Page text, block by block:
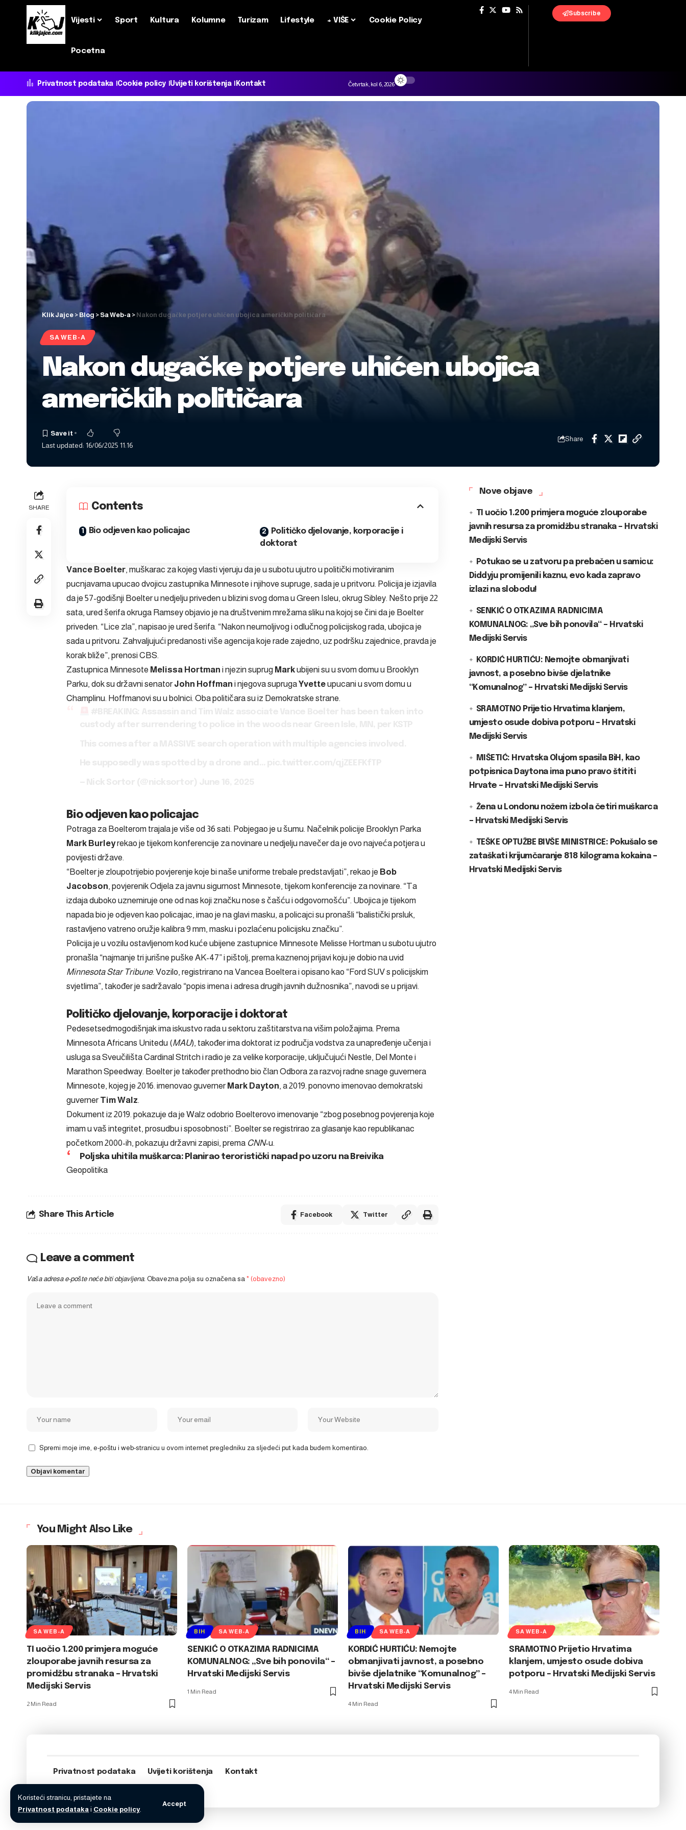
Koristeći stranicu, pristajete na
Privatnost podataka i Cookie policy.
Accept
Vijesti Sport Kultura Kolumne Turizam Lifestyle + VIŠE Cookie Policy
Pocetna
Subscribe
Privatnost podataka Cookie policy Uvijeti korištenja Kontakt Četvrtak, kol 6, 2026
Klik Jajce > Blog > Sa Web-a > Nakon dugačke potjere uhićen ubojica američkih političara
SA WEB-A
Nakon dugačke potjere uhićen ubojica
američkih političara
Last updated: 16/06/2025 11:16
Share
SHARE Contents
Bio odjeven kao policajac
Političko djelovanje, korporacije i
doktorat
Vance Boelter, muškarac za kojeg vlasti vjeruju da je u subotu ujutro u politički motiviranim
pucnjavama upucao dvojicu zastupnika Minnesote i njihove supruge, sada je u pritvoru. Policija je izjavila
da je 57-godišnji Boelter u nedjelju priveden u blizini svog doma u Green Isleu, okrug Sibley. Nešto prije 22
sata, ured šerifa okruga Ramsey objavio je na društvenim mrežama sliku na kojoj se čini da je Boelter
priveden. “Lice zla”, napisao je ured šerifa. “Nakon neumoljivog i odlučnog policijskog rada, ubojica je
sada u pritvoru. Zahvaljujući predanosti više agencija koje rade zajedno, uz podršku zajednice, pravda je
korak bliže”, prenosi CBS.
Zastupnica Minnesote Melissa Hortman i njezin suprug Markubijeni su u svom domu u Brooklyn
Parku, dok su državni senator John Hoffman i njegova suprugaYvetteupucani u svom domu u
Champlinu. Hoffmanovi su u bolnici. Oba političara su iz Demokratske strane.
Bio odjeven kao policajac
Potraga za Boelterom trajala je više od 36 sati. Pobjegao je u šumu. Načelnik policije Brooklyn Parka
Mark Burleyrekao je tijekom konferencije za novinare u nedjelju navečer da je ovo najveća potjera u
povijesti države.
“Boelter je zloupotrijebio povjerenje koje bi naše uniforme trebale predstavljati”, rekao je Bob
Jacobson, povjerenik Odjela za javnu sigurnost Minnesote, tijekom konferencije za novinare. “Ta
izdaja duboko uznemiruje one od nas koji značku nose s čašću i odgovornošću”. Ubojica je tijekom
napada bio je odjeven kao policajac, imao je na glavi masku, a policajci su pronašli “balistički prsluk,
rastavljeno vatreno oružje kalibra 9 mm, masku i pozlaćenu policijsku značku”.
Policija je u vozilu ostavljenom kod kuće ubijene zastupnice Minnesote Melisse Hortman u subotu ujutro
pronašla “najmanje tri jurišne puške AK-47” i pištolj, prema kaznenoj prijavi koju je dobio na uvid
Minnesota Star Tribune. Vozilo, registrirano na Vancea Boeltera i opisano kao “Ford SUV s policijskim
svjetlima”, također je sadržavalo “popis imena i adresa drugih javnih dužnosnika”, navodi se u prijavi.
Političko djelovanje, korporacije i doktorat
Pedesetsedmogodišnjak ima iskustvo rada u sektoru zaštitarstva na višim položajima. Prema
Minnesota Africans Unitedu (MAU), također ima doktorat iz područja vodstva za unapređenje učenja i
usluga sa Sveučilišta Cardinal Stritch i radio je za velike korporacije, uključujući Nestle, Del Monte i
Marathon Speedway. Boelter je također prethodno bio član Odbora za razvoj radne snage guvernera
Minnesote, kojeg je 2016. imenovao guverner Mark Dayton, a 2019. ponovno imenovao demokratski
guverner Tim Walz.
Dokument iz 2019. pokazuje da je Walz odobrio Boelterovo imenovanje “zbog posebnog povjerenja koje
imam u vaš integritet, prosudbu i sposobnosti”. Boelter se registrirao za glasanje kao republikanac
početkom 2000-ih, pokazuju državni zapisi, prema CNN-u.
Poljska uhitila muškarca: Planirao teroristički napad po uzoru na Breivika
Geopolitika
Share This Article Facebook Twitter
Leave a comment
Vaša adresa e-pošte neće biti objavljena. Obavezna polja su označena sa * (obavezno)
Spremi moje ime, e-poštu i web-stranicu u ovom internet pregledniku za sljedeći put kada budem komentirao.
Nove objave
TI uočio 1.200 primjera moguće zlouporabe
javnih resursa za promidžbu stranaka – Hrvatski
Medijski Servis
Potukao se u zatvoru pa prebačen u samicu:
Diddyju promijenili kaznu, evo kada zapravo
izlazi na slobodu!
SENKIĆ O OTKAZIMA RADNICIMA
KOMUNALNOG: „Sve bih ponovila“ – Hrvatski
Medijski Servis
KORDIĆ HURTIĆU: Nemojte obmanjivati
javnost, a posebno bivše djelatnike
“Komunalnog” – Hrvatski Medijski Servis
SRAMOTNO Prijetio Hrvatima klanjem,
umjesto osude dobiva potporu – Hrvatski
Medijski Servis
MIŠETIĆ: Hrvatska Olujom spasila BiH, kao
potpisnica Daytona ima puno pravo štititi
Hrvate – Hrvatski Medijski Servis
Žena u Londonu nožem izbola četiri muškarca
– Hrvatski Medijski Servis
TEŠKE OPTUŽBE BIVŠE MINISTRICE: Pokušalo se
zataškati krijumčaranje 818 kilograma kokaina –
Hrvatski Medijski Servis
You Might Also Like
SA WEB-A
TI uočio 1.200 primjera moguće
zlouporabe javnih resursa za
promidžbu stranaka – Hrvatski
Medijski Servis
2 Min Read
BIH SA WEB-A
SENKIĆ O OTKAZIMA RADNICIMA
KOMUNALNOG: „Sve bih ponovila“ –
Hrvatski Medijski Servis
1 Min Read
BIH SA WEB-A
KORDIĆ HURTIĆU: Nemojte
obmanjivati javnost, a posebno
bivše djelatnike “Komunalnog” –
Hrvatski Medijski Servis
4 Min Read
SA WEB-A
SRAMOTNO Prijetio Hrvatima
klanjem, umjesto osude dobiva
potporu – Hrvatski Medijski Servis
4 Min Read
Privatnost podataka Uvijeti korištenja Kontakt